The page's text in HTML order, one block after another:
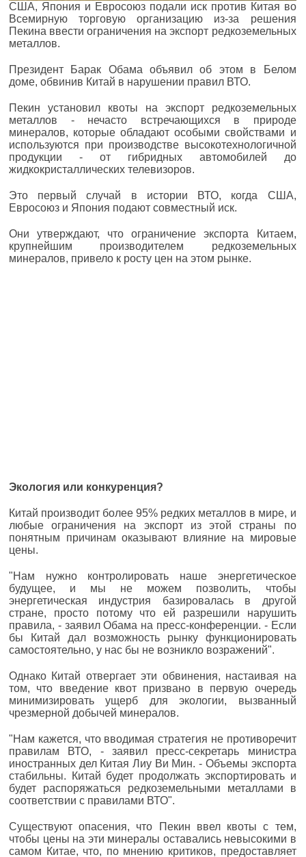
США, Япония и Евросоюз подали иск против Китая во
Всемирную торговую организацию из-за решения
Пекина ввести ограничения на экспорт редкоземельных
металлов.
Президент Барак Обама объявил об этом в Белом
доме, обвинив Китай в нарушении правил ВТО.
Пекин установил квоты на экспорт редкоземельных
металлов - нечасто встречающихся в природе
минералов, которые обладают особыми свойствами и
используются при производстве высокотехнологичной
продукции - от гибридных автомобилей до
жидкокристаллических телевизоров.
Это первый случай в истории ВТО, когда США,
Евросоюз и Япония подают совместный иск.
Они утверждают, что ограничение экспорта Китаем,
крупнейшим производителем редкоземельных
минералов, привело к росту цен на этом рынке.
Экология или конкуренция?
Китай производит более 95% редких металлов в мире, и
любые ограничения на экспорт из этой страны по
понятным причинам оказывают влияние на мировые
цены.
"Нам нужно контролировать наше энергетическое
будущее, и мы не можем позволить, чтобы
энергетическая индустрия базировалась в другой
стране, просто потому что ей разрешили нарушить
правила, - заявил Обама на пресс-конференции. - Если
бы Китай дал возможность рынку функционировать
самостоятельно, у нас бы не возникло возражений".
Однако Китай отвергает эти обвинения, настаивая на
том, что введение квот призвано в первую очередь
минимизировать ущерб для экологии, вызванный
чрезмерной добычей минералов.
"Нам кажется, что вводимая стратегия не противоречит
правилам ВТО, - заявил пресс-секретарь министра
иностранных дел Китая Лиу Ви Мин. - Объемы экспорта
стабильны. Китай будет продолжать экспортировать и
будет распоряжаться редкоземельными металлами в
соответствии с правилами ВТО".
Существуют опасения, что Пекин ввел квоты с тем,
чтобы цены на эти минералы оставались невысокими в
самом Китае, что, по мнению критиков, предоставляет